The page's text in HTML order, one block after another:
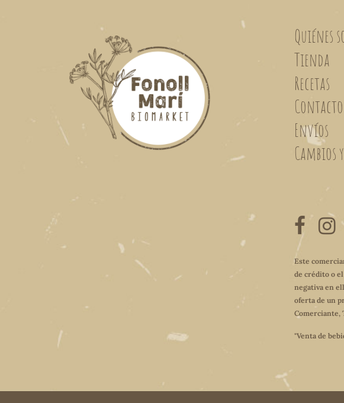
Quiénes
Tienda
Recetas
Contacto
Envíos
Cambios
Este
de crédito o
negativa en
oferta de un
Comerciante,
"Venta de